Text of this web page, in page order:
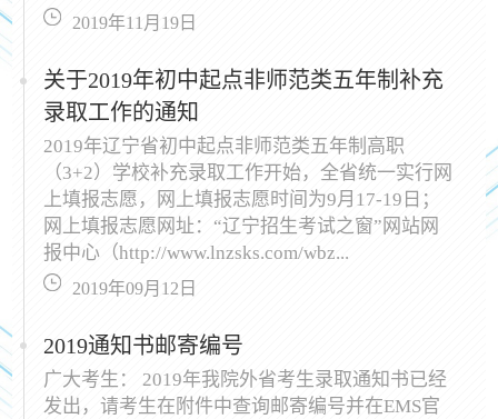
2019年11月19日
关于2019年初中起点非师范类五年制补充
录取工作的通知
2019年辽宁省初中起点非师范类五年制高职
（3+2）学校补充录取工作开始，全省统一实行网
上填报志愿，网上填报志愿时间为9月17-19日；
网上填报志愿网址：“辽宁招生考试之窗”网站网
报中心（http://www.lnzsks.com/wbz...
2019年09月12日
2019通知书邮寄编号
广大考生： 2019年我院外省考生录取通知书已经
发出，请考生在附件中查询邮寄编号并在EMS官